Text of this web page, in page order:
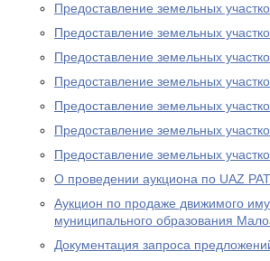
Предоставление земельных
Предоставление земельных
Предоставление земельных
Предоставление земельных
Предоставление земельных
Предоставление земельных
Предоставление земельных
О проведении аукциона по UAZ
Аукцион по продаже движимого
муниципального образования
Документация запроса